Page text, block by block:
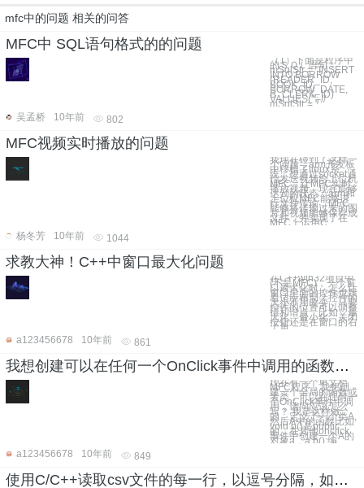
mfc中的问题 相关的问答
MFC中 SQL语句格式的的问题
（1）下面是程序中
的ＳＱＬ语句：
mSqlStr = "INSERT
INTO BORROW
(READER_ID,
BOOK_ID,
BORROW_DATE,
B_CLERK_ID)
VALUES('"; //
mSqlStr = "
吴孟桥
10年前 802
MFC视频实时播放的问题
我现在碰到了这样一
个问题，arm开发板
中移植了linux系
统，想通过socket通
信发送视频给上位机
MFC，让MFC实时
播放视频。现在能够
达到的状态：arm和
上位机MFC能够进
行文件传输，MFC
能够将传输过来的图
片和视频能够保存成
文件，并实现了在
MFC上运用C
杨冬芳
10年前 1044
求教大神！C++中窗口最大化问题
在C++win32项目中
(不是MFC)，一个窗
口最大化时，怎么让
窗口里面的控件也跟
着适应布局？控件的
大小不用改变，只要
控件的位置可以调整
得和谐点，比如：最
大化、最小化、关闭
按钮还是在窗口的右
上角
a123456678
10年前 861
我想创建可以在任何一个OnClick事件中调用的函数，怎么写？
现在有一个单文档
MFC程序，我想创
建一个全局的函数或
者类，可以在任何一
个OnClick事件中调
用，请问应该怎么
写？ 我是这样做
的，定义了一个类A,
然后A中的函数比如
void b()是public
的，在其他onclick
事件中创建一个A的
对象a，a.b();编
a123456678
10年前 849
使用C/C++读取csv文件的每一行，以逗号分隔，如果某单元格的数据本身含有逗号，这里如何避免分隔出错？